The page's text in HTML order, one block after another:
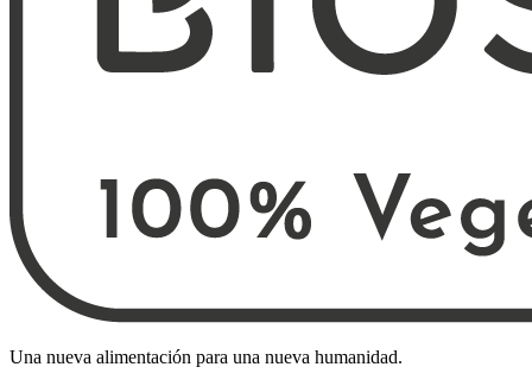
Una nueva alimentación para una nueva humanidad.